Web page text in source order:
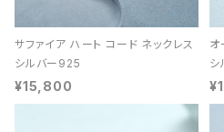
サファイア ハート コード ネックレス
シルバー925
¥15,800
オ
シ